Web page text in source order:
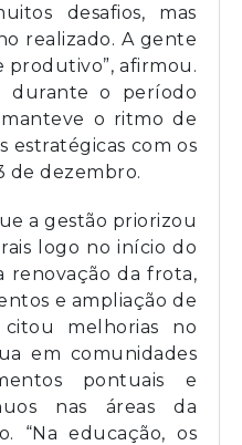
desafios, mas
realizado. A gente
produtivo”, afirmou.
durante o período
o ritmo de
estratégicas com os
de dezembro.
a gestão priorizou
logo no início do
renovação da frota,
e ampliação de
citou melhorias no
em comunidades
pontuais e
nas áreas da
“Na educação, os